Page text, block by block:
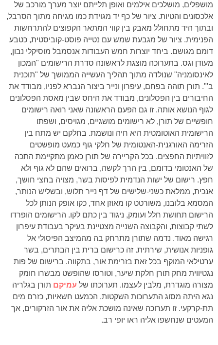
מושפלים, מושלכים אילמים ואופן תלייתם יוצר מערך מורכב של
אלכסונים והטיות. ציור של כף יד מגוידת כמו מגיחה מתוך הסרבל,
ובתוך היד מתחולל מאבק בין קווי המתאר הקפוצים להתרחשות
הפנימית. ציור של מגבעת שמש עם נטייה פוסט-קוביסטית, כטבע
דומם מגושם. ביחד יוצרות חמש העבודות אנסמבל מוסיקלי נבון,
מעודן וגס. בתערוכה מוצגת לראשונה סדרת הרישומים "המכון
לאינסומניה" שנולדה מתוך תהליך העשייה הממושך של "תוכנית
ב'". תורן תוהה בפחם, עיפרון ונייר ביצור הנברא לפניו, מבודד את
החיבורים בין הפסלונים, מבודד את היחס שבין מאסת הפסלונים
לגוף הנושא אותה. זו גם הפעם הראשונה שאני רואה רישומים
חופשיים של תורן, לא רישומים מושגיים, מגויסים, ושפתו
הרישומית האוטומטית היא חיה ונושמת. בחלקם יש מתח בין
הזרימה האורגנית-האנטומית של חלקי גוף כמעט מופשטים
לזוויתיות החפצים. בכל הקריירה של תורן כאמן מתקיימת התכה
של האנטומי בדומם, בין הרך לקשה, ברואים שהם לא גוף ולא
חפץ. רישום של ישות הנדמית לפיסות בשר, מצויה בחצי חושך,
אנכית, ממלאת כשני-שלישים של דף נייר תלוש, ובשליש הנותר,
המסמא בלובנו, משורטט קו מאוזן אחד, כקו אופק הנותן לכל
הרישום תחושת חלל ועומק, ניגוד בין כתם לקו. הרישומים הופרדו
לשתי קבוצות, והקבוצה השנייה מצטיינת בעיקר בעבודת עיפרון
רגישה מאוד. נדמה שתורן מתרחק בה מהמיצב הפיסולי אל
גופניות אנושית, שירתית. זה כרישום ברית בין הבתרים, בשר
ערטילאי המוקף בכל זאת בזרימת אור, בתקווה. ברישום של פות
נגטיווית מחק תורן חלקת שיער, וטורסו שהופשט מבשרו חומק
מצורה מוגדרת, מלבין לעצמו. תערוכתו של עמיקם תורן בגלריה
נגא היתה מסוג התערוכות השקטות, הכמעט חשאיות, כזרם מים
תת-קרקעי. זו תערוכה שאינה מושכת אליה את אור הזרקורים, אך
המעטים שנחשפו אליה ראו יופי רב.